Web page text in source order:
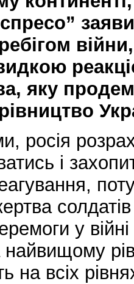
яку
росія
і
у
найвищому
на всіх